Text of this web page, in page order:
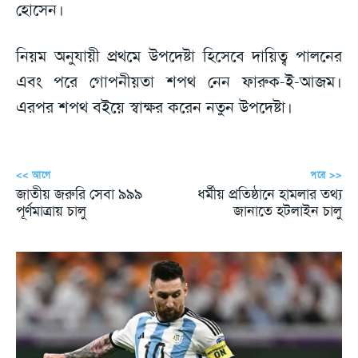
হোসেন।
নিয়ম অনুযায়ী প্রথমে উপদেষ্টা হিসেবে দায়িত্ব পালনের
এবং পরে গোপনীয়তা শপথ নেন ফারুক-ই-আজম।
এরপর শপথ বইয়ে স্বাক্ষর করেন নতুন উপদেষ্টা।
<< আগে
জাতীয় জরুরি সেবা ৯৯৯
পূর্ণমাত্রায় চালু
পরে >>
ধর্মীয় প্রতিষ্ঠানে হামলার তথ্য
জানাতে হটলাইন চালু